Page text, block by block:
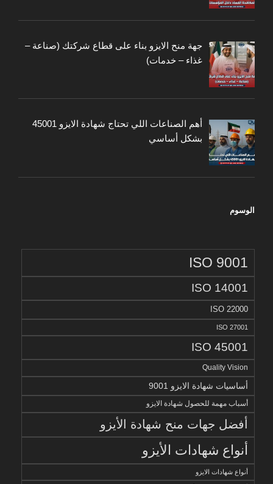
جهة منح الايزو بناء على قطاع شركتك (صناعة –
غذاء – خدمات)
أهم الصناعات اللي تحتاج شهادة الايزو 45001
بشكل أساسي
الوسوم
ISO 9001
ISO 14001
ISO 22000
ISO 27001
ISO 45001
Quality Vision
أساسيات شهادة الايزو 9001
أسباب مهمة للحصول شهادة الايزو
أفضل جهات منح شهادة الأيزو
أنواع شهادات الأيزو
أنواع شهادات الايزو